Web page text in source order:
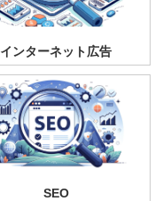
インターネット広告
SEO